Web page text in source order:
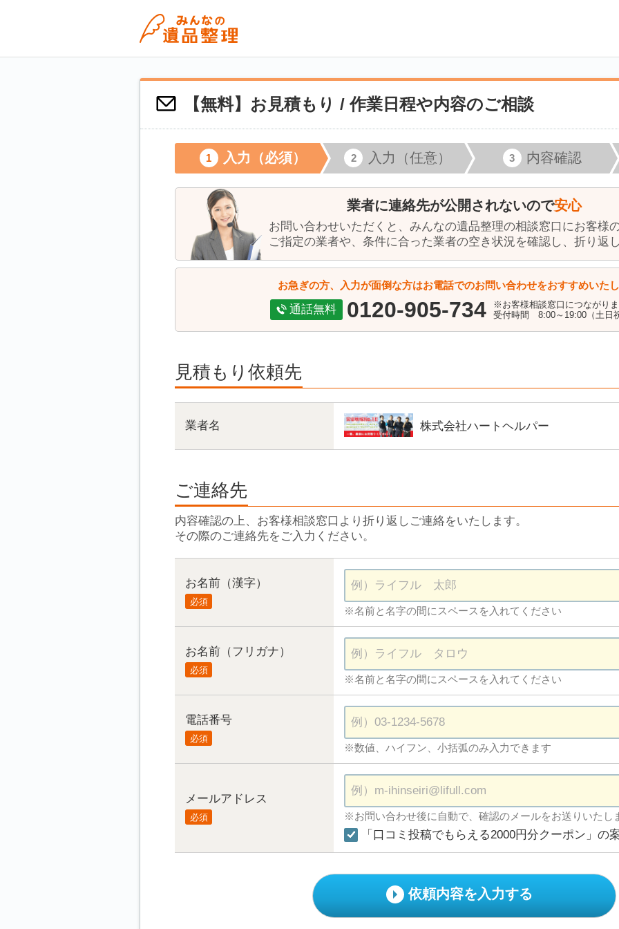
【無料】お見積もり / 作業日程や内容のご相談
入力（必須） 入力（任意） 内容確認
業者に連絡先が公開されないので安心
お問い合わせいただくと、みんなの遺品整理の相談窓口にお客様
ご指定の業者や、条件に合った業者の空き状況を確認し、折り返
お急ぎの方、入力が面倒な方はお電話でのお問い合わせをおすすめいたし
通話無料 0120-905-734
※お客様相談窓口につながりま
受付時間 8:00～19:00（土日
見積もり依頼先
業者名 株式会社ハートヘルパー
ご連絡先
内容確認の上、お客様相談窓口より折り返しご連絡をいたします。
その際のご連絡先をご入力ください。
お名前（漢字）
必須
※名前と名字の間にスペースを入れてください
お名前（フリガナ）
必須
※名前と名字の間にスペースを入れてください
電話番号
必須
※数値、ハイフン、小括弧のみ入力できます
メールアドレス
必須 ※お問い合わせ後に自動で、確認のメールをお送りいたし
「口コミ投稿でもらえる2000円分クーポン」の
依頼内容を入力する